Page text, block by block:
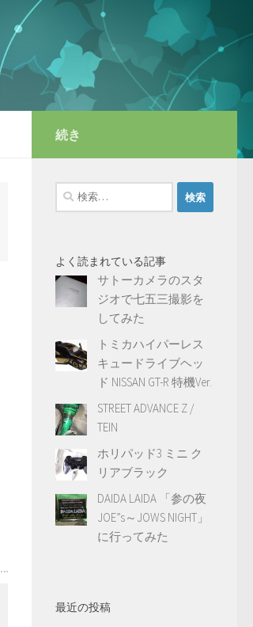
続き
検
索:
よく読まれている記事
サトーカメラのスタ
ジオで七五三撮影を
してみた
トミカハイパーレス
キュードライブヘッ
ド NISSAN GT-R 特機Ver.
STREET ADVANCE Z /
TEIN
ホリパッド3 ミニ ク
リアブラック
DAIDA LAIDA 「参の夜
JOE”s～JOWS NIGHT」
に行ってみた
最近の投稿